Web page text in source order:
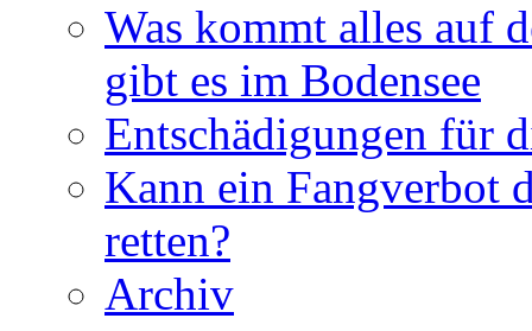
Was kommt alles auf
gibt es im Bodensee
Entschädigungen für
Kann ein Fangverbot
retten?
Archiv